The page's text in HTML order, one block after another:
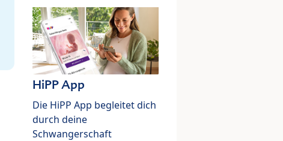
HiPP App
Die HiPP App begleitet dich
durch deine
Schwangerschaft